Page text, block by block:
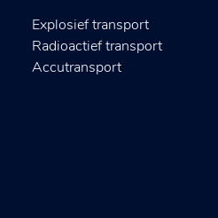
Explosief transport
Radioactief transport
Accutransport